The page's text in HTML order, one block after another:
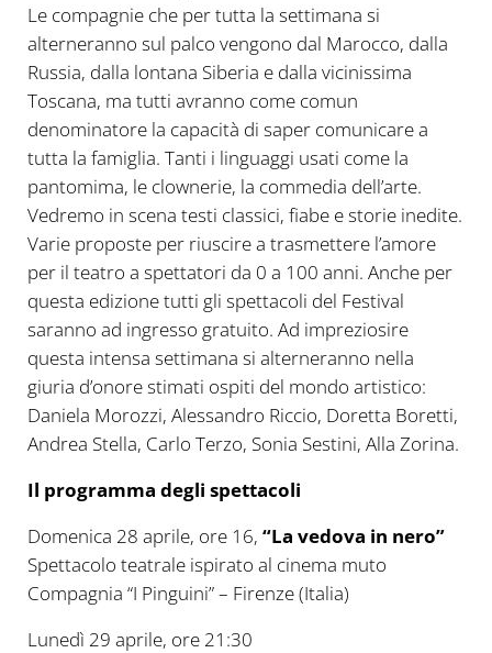
Le compagnie che per tutta la settimana si
alterneranno sul palco vengono dal Marocco, dalla
Russia, dalla lontana Siberia e dalla vicinissima
Toscana, ma tutti avranno come comun
denominatore la capacità di saper comunicare a
tutta la famiglia. Tanti i linguaggi usati come la
pantomima, le clownerie, la commedia dell’arte.
Vedremo in scena testi classici, fiabe e storie inedite.
Varie proposte per riuscire a trasmettere l’amore
per il teatro a spettatori da 0 a 100 anni. Anche per
questa edizione tutti gli spettacoli del Festival
saranno ad ingresso gratuito. Ad impreziosire
questa intensa settimana si alterneranno nella
giuria d’onore stimati ospiti del mondo artistico:
Daniela Morozzi, Alessandro Riccio, Doretta Boretti,
Andrea Stella, Carlo Terzo, Sonia Sestini, Alla Zorina.
Il programma degli spettacoli
Domenica 28 aprile, ore 16, “La vedova in nero”
Spettacolo teatrale ispirato al cinema muto
Compagnia “I Pinguini” – Firenze (Italia)
Lunedì 29 aprile, ore 21:30